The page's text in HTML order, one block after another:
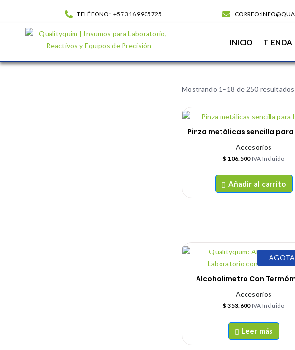
TELÉFONO: +57 316 9905725
INICIO TIENDA
Mostrando 1–18 de 250 resultados
Pinza metálicas sencilla
Accesorios
$ 106.500IVA Incluido
Añadir al carrito
Alcoholimetro Con
Accesorios
$353.600IVA Incluido
Leer más